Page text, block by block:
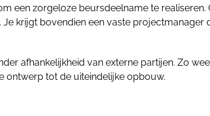
een zorgeloze beursdeelname te
krijgt bovendien een vaste
afhankelijkheid van externe partijen. Zo
ontwerp tot de uiteindelijke opbouw.